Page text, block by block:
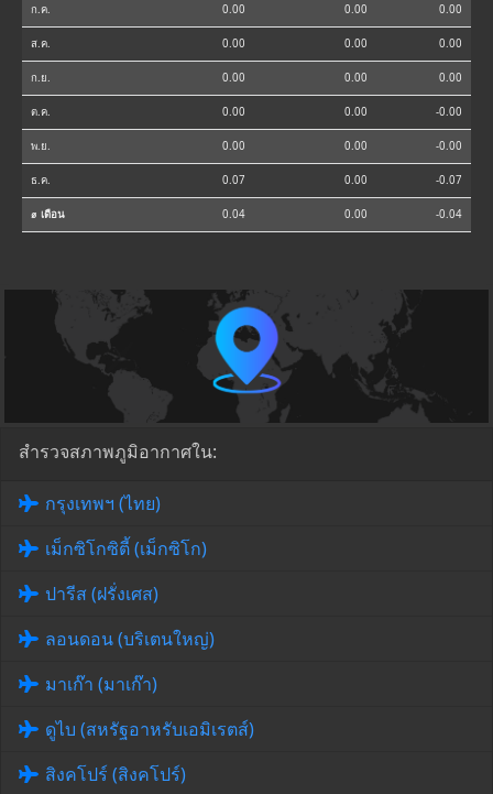
ก.ค. 0.00 0.00 0.00
ส.ค. 0.00 0.00 0.00
ก.ย. 0.00 0.00 0.00
ต.ค. 0.00 0.00 -0.00
พ.ย. 0.00 0.00 -0.00
ธ.ค. 0.07 0.00 -0.07
⌀ เดือน 0.04 0.00 -0.04
สำรวจสภาพภูมิอากาศใน:
กรุงเทพฯ (ไทย)
เม็กซิโกซิตี้ (เม็กซิโก)
ปารีส (ฝรั่งเศส)
ลอนดอน (บริเตนใหญ่)
มาเก๊า (มาเก๊า)
ดูไบ (สหรัฐอาหรับเอมิเรตส์)
สิงคโปร์ (สิงคโปร์)